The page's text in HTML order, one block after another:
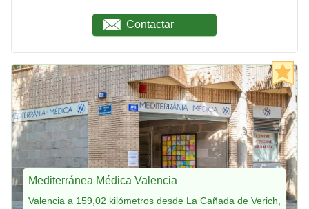
Contactar
Mediterránea Médica Valencia
Valencia a 159,02 kilómetros desde La Cañada de Verich,